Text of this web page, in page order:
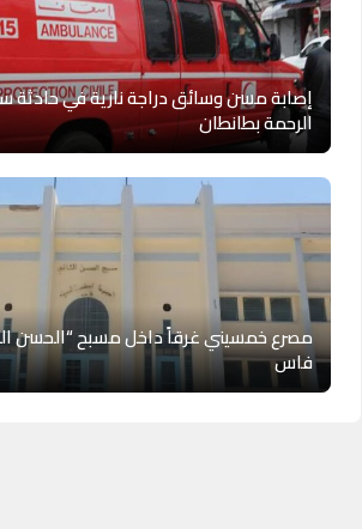
إصابة مسن وسائق دراجة نارية في حادثة
الرحمة بطانطان
مصرع خمسيني غرقاً داخل مسبح “الحسن
فاس